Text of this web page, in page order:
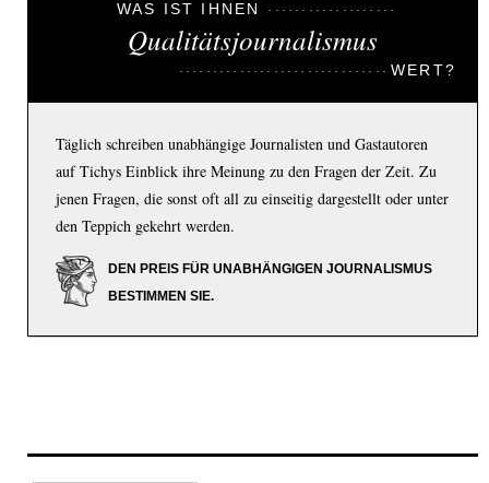
WAS IST IHNEN
Qualitätsjournalismus
WERT?
Täglich schreiben unabhängige Journalisten und Gastautoren
auf Tichys Einblick ihre Meinung zu den Fragen der Zeit. Zu
jenen Fragen, die sonst oft all zu einseitig dargestellt oder unter
den Teppich gekehrt werden.
DEN PREIS FÜR UNABHÄNGIGEN JOURNALISMUS
BESTIMMEN SIE.